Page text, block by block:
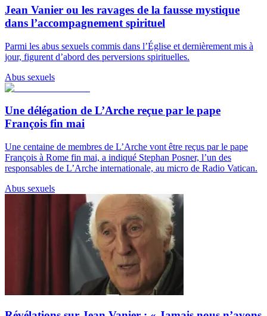
Jean Vanier ou les ravages de la fausse mystique
dans l’accompagnement spirituel
Parmi les abus sexuels commis dans l’Église et dernièrement mis à
jour, figurent d’abord des perversions spirituelles.
Abus sexuels
Une délégation de L’Arche reçue par le pape
François fin mai
Une centaine de membres de L’Arche vont être reçus par le pape
François à Rome fin mai, a indiqué Stephan Posner, l’un des
responsables de L’Arche internationale, au micro de Radio Vatican.
Abus sexuels